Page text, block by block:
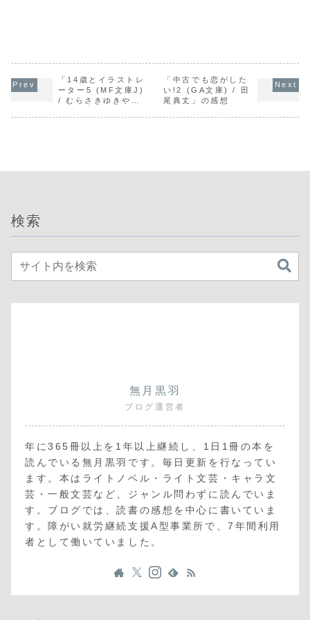
「14歳とイラストレ
ーター5 (MF文庫J)
/ むらさきゆきや」
「中古でも恋がした
い!2 (GA文庫) / 田
尾典丈」の感想
検索
無月黒羽
ブログ運営者
年に365冊以上を1年以上継続し、1日1冊の本を
読んでいる無月黒羽です。毎日更新を行なってい
ます。本はライトノベル・ライト文芸・キャラ文
芸・一般文芸など、ジャンル問わずに読んでいま
す。ブログでは、読書の感想を中心に書いていま
す。障がい就労継続支援A型事業所で、7年間利用
者として働いていました。